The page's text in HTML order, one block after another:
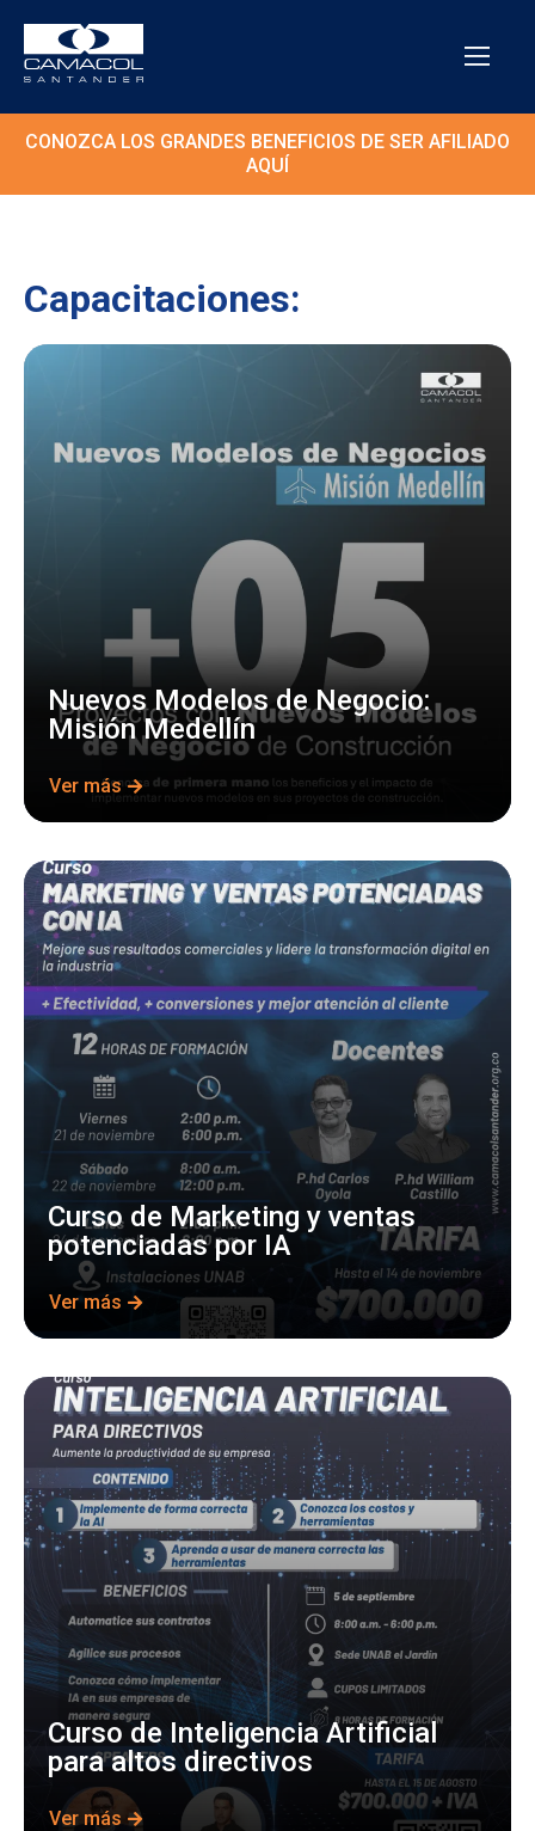
CONOZCA LOS GRANDES BENEFICIOS DE SER AFILIADO
AQUÍ
Capacitaciones:
Nuevos Modelos de Negocio:
Misión Medellín
Ver más
Curso de Marketing y ventas
potenciadas por IA
Ver más
Curso de Inteligencia Artificial
para altos directivos
Ver más